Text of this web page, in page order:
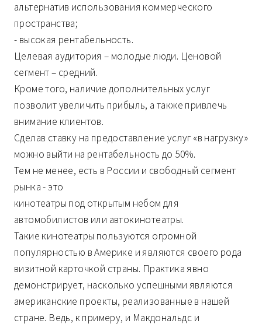
альтернатив использования коммерческого
пространства;
- высокая рентабельность.
Целевая аудитория – молодые люди. Ценовой
сегмент – средний.
Кроме того, наличие дополнительных услуг
позволит увеличить прибыль, а также привлечь
внимание клиентов.
Сделав ставку на предоставление услуг «в нагрузку»
можно выйти на рентабельность до 50%.
Тем не менее, есть в России и свободный сегмент
рынка - это
кинотеатры под открытым небом для
автомобилистов или автокинотеатры.
Такие кинотеатры пользуются огромной
популярностью в Америке и являются своего рода
визитной карточкой страны. Практика явно
демонстрирует, насколько успешными являются
американские проекты, реализованные в нашей
стране. Ведь, к примеру, и Макдональдс и